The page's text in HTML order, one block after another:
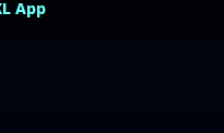
App